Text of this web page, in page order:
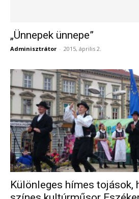
„Ünnepek ünnepe”
Adminisztrátor - 2015, április 2.
Különleges hímes tojások,